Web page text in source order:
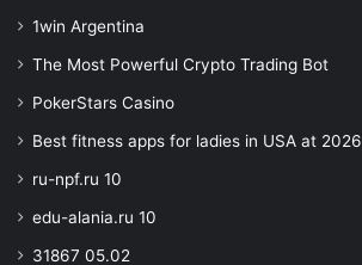
1win Argentina
The Most Powerful Crypto Trading Bot
PokerStars Casino
Best fitness apps for ladies in USA at 2026
ru-npf.ru 10
edu-alania.ru 10
31867 05.02